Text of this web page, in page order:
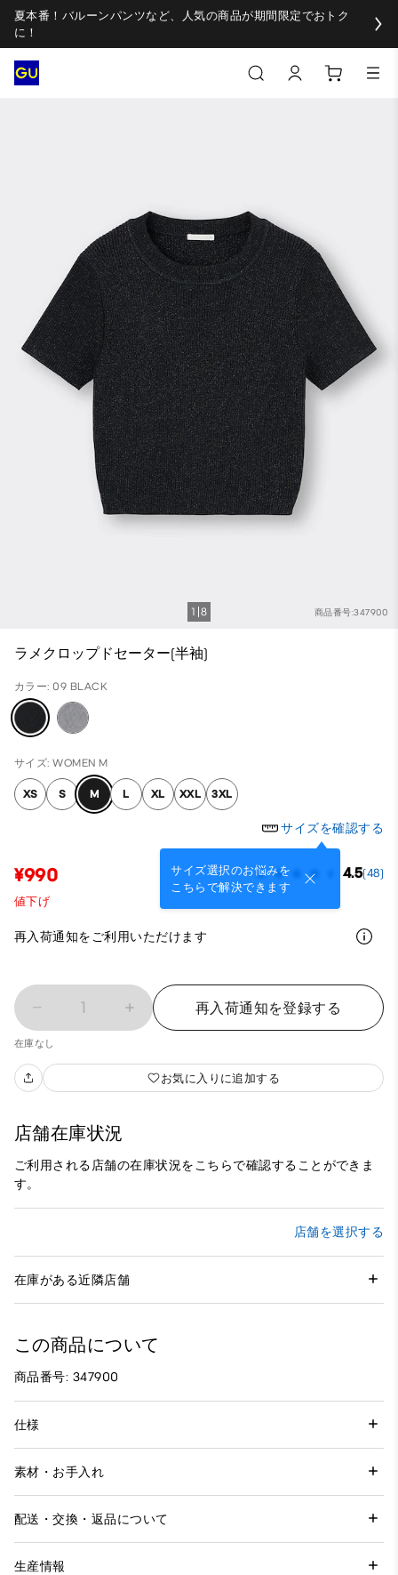
夏本番！バルーンパンツなど、人気の商品が期間限定でおトク
に！
商品番号:347900
1 8
ラメクロップドセーター(半袖)
カラー: 09 BLACK
サイズ: WOMEN M
XS S M L XL XXL 3XL
サイズを確認する
サイズ選択のお悩みを
こちらで解決できます
¥990 4.5(48)
値下げ
再入荷通知をご利用いただけます
1 再入荷通知を登録する
在庫なし
お気に入りに追加する
店舗在庫状況
ご利用される店舗の在庫状況をこちらで確認することができま
す。
店舗を選択する
在庫がある近隣店舗
この商品について
商品番号: 347900
仕様
素材・お手入れ
配送・交換・返品について
生産情報